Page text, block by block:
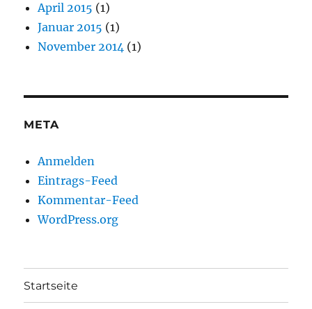
April 2015 (1)
Januar 2015 (1)
November 2014 (1)
META
Anmelden
Eintrags-Feed
Kommentar-Feed
WordPress.org
Startseite